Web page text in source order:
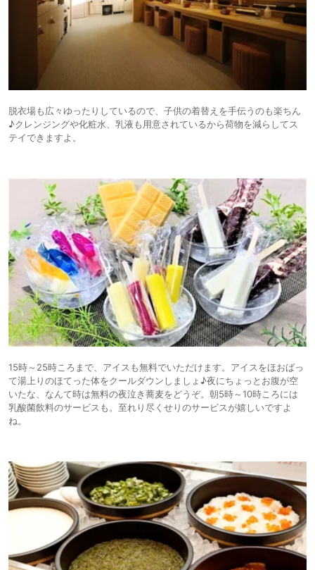
脱衣場も広々ゆったりしているので、子供の着替えを手伝うのも楽ちん
♪クレンジングや化粧水、乳液も用意されているから荷物を減らしてス
テイできますよ。
15時～25時ころまで、アイスも無料でいただけます。アイスをほおばっ
て湯上りのほてった体をクールダウンしましょ♪夜にちょっとお腹が空
いたな、なんて時は無料の夜泣き蕎麦をどうぞ。朝5時～10時ころには
乳酸菌飲料のサービスも。至れり尽くせりのサービスが嬉しいですよ
ね。